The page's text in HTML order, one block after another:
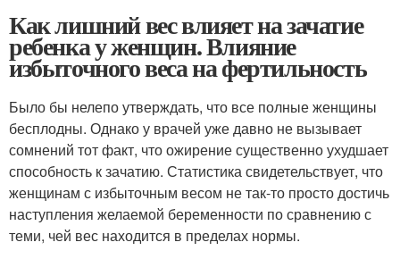
Как лишний вес влияет на зачатие
ребенка у женщин. Влияние
избыточного веса на фертильность
Было бы нелепо утверждать, что все полные женщины
бесплодны. Однако у врачей уже давно не вызывает
сомнений тот факт, что ожирение существенно ухудшает
способность к зачатию. Статистика свидетельствует, что
женщинам с избыточным весом не так-то просто достичь
наступления желаемой беременности по сравнению с
теми, чей вес находится в пределах нормы.